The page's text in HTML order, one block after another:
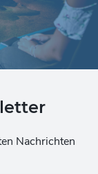
Nachrichten